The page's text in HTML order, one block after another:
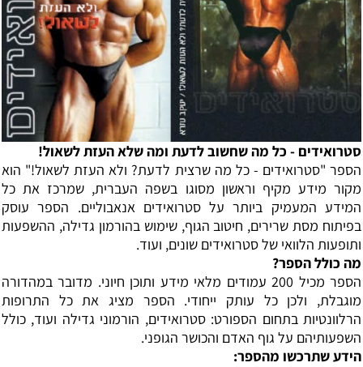
סטרואידים - כל מה שחשוב לדעת ומה שלא העזת לשאול!
הספר "סטרואידים - כל מה שרצית לדעת? ולא העזת לשאול!" הוא
מקור מידע מקיף וראשון מסוגו בשפה העברית, שמרכז את כל
המידע המעמיק ביותר על סטרואידים אנאבוליים. הספר עוסק
בפיתוח מסת שרירים, חיטוב הגוף, שימוש בהורמון גדילה, ההשפעות
ותופעות הלוואי של סטרואידים שונים, ועוד.
מה כולל הספר?
הספר מכיל 200 עמודים מלאי מידע ותוכן חיוני. מדובר במהדורה
מוגבלת, ולכן כל עותק ייחודי. הספר מציג את כל התרופות
הרלוונטיות בתחום הספורט: סטרואידים, הורמוני גדילה ועוד, כולל
השפעותיהם על גוף האדם והכושר הגופני.
הידע שתרכשו מהספר: